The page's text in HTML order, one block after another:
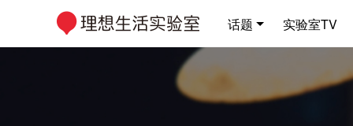
话题 实验室TV